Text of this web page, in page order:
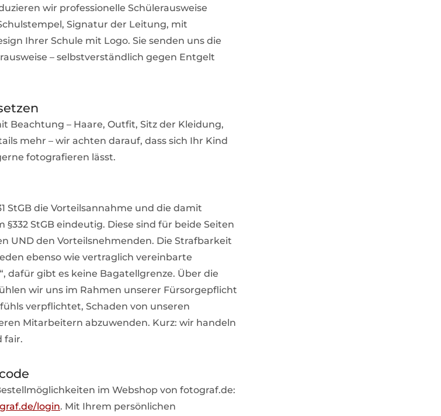
wir professionelle Schülerausweise
Signatur der Leitung, mit
Ihrer Schule mit Logo. Sie senden uns die
– selbstverständlich gegen Entgelt
Beachtung – Haare, Outfit, Sitz der Kleidung,
mehr – wir achten darauf, dass sich Ihr Kind
fotografieren lässt.
StGB die Vorteilsannahme und die damit
StGB eindeutig. Diese sind für beide Seiten
UND den Vorteilsnehmenden. Die Strafbarkeit
ebenso wie vertraglich vereinbarte
dafür gibt es keine Bagatellgrenze. Über die
wir uns im Rahmen unserer Fürsorgepflicht
verpflichtet, Schaden von unseren
Mitarbeitern abzuwenden. Kurz: wir handeln
fair.
im Webshop von fotograf.de:
login. Mit Ihrem persönlichen